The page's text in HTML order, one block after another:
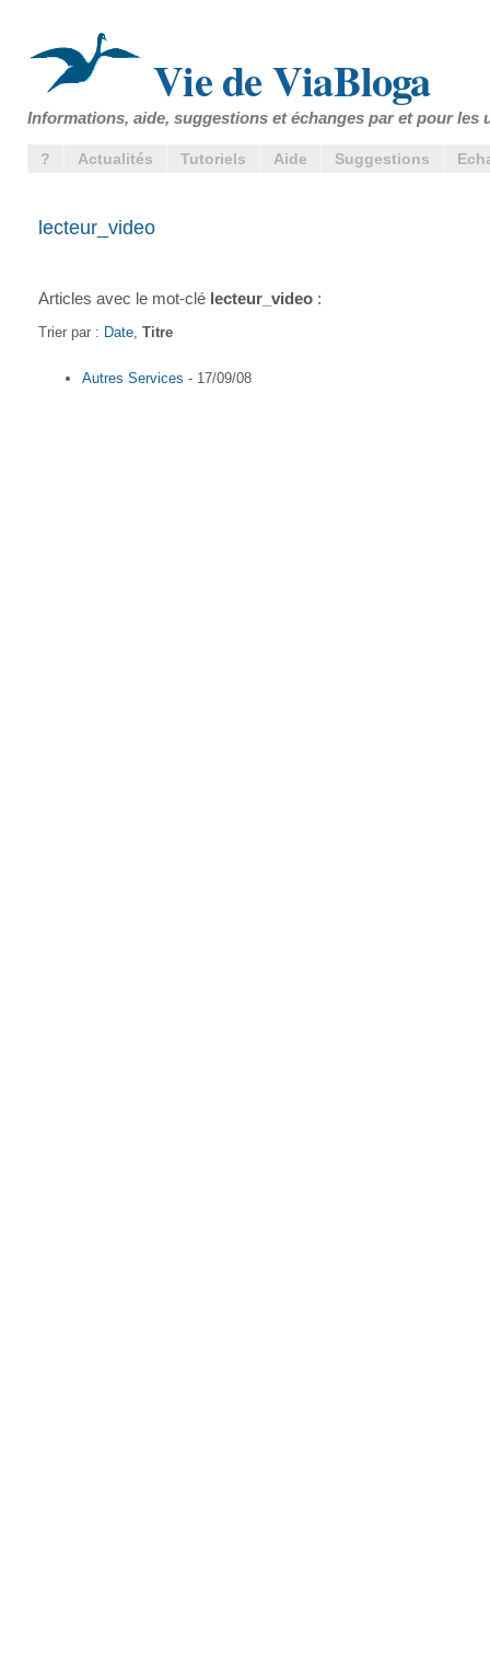
Vie de ViaBloga
Informations, aide, suggestions et échanges par et pour les
? Actualités Tutoriels Aide Suggestions
lecteur_video
Articles avec le mot-clé lecteur_video :
Trier par : Date Titre
Autres Services - 17/09/08